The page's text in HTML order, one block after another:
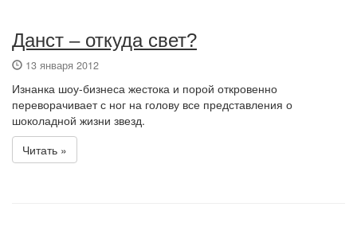
Данст – откуда свет?
13 января 2012
Изнанка шоу-бизнеса жестока и порой откровенно
переворачивает с ног на голову все представления о
шоколадной жизни звезд.
Читать »